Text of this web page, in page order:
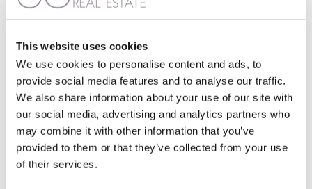
This website uses cookies
We use cookies to personalise content and ads, to
provide social media features and to analyse our traffic.
We also share information about your use of our site with
our social media, advertising and analytics partners who
may combine it with other information that you’ve
provided to them or that they’ve collected from your use
of their services.